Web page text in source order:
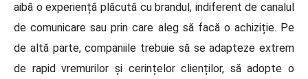
aibă o experiență plăcută cu brandul, indiferent de canalul
de comunicare sau prin care aleg să facă o achiziție. Pe
de altă parte, companiile trebuie să se adapteze extrem
de rapid vremurilor și cerințelor clienților, să adopte o